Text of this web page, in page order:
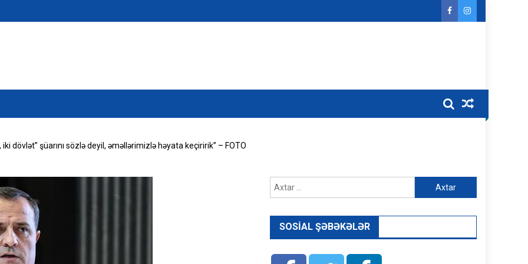
dövlət” şüarını sözlə deyil, əməllərimizlə həyata keçiririk” – FOTO
Axtarış:
SOSIAL ŞƏBƏKƏLƏR